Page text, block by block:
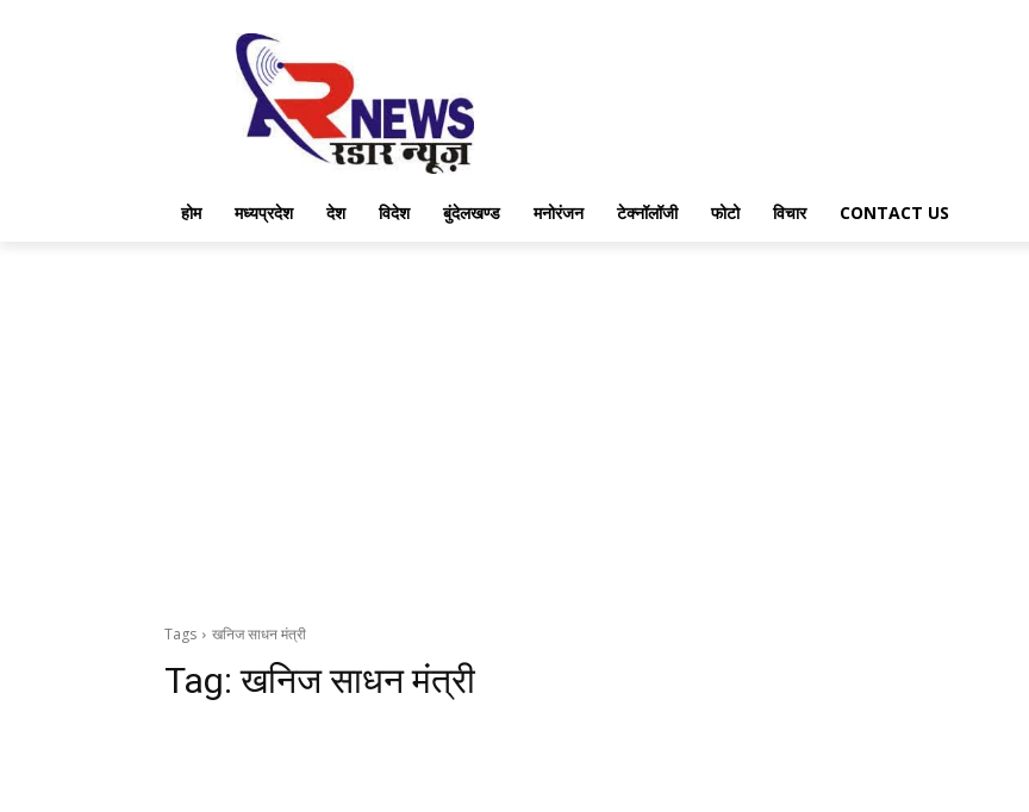
होम मध्यप्रदेश देश विदेश बुंदेलखण्ड मनोरंजन टेक्नॉलॉजी फोटो विचार CONTACT US
Tags खनिज साधन मंत्री
Tag:खनिज साधन मंत्री